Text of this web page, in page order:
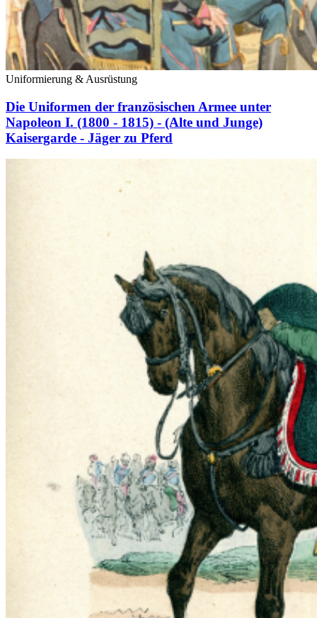
Uniformierung & Ausrüstung
Die Uniformen der französischen Armee unter
Napoleon I. (1800 - 1815) - (Alte und Junge)
Kaisergarde - Jäger zu Pferd